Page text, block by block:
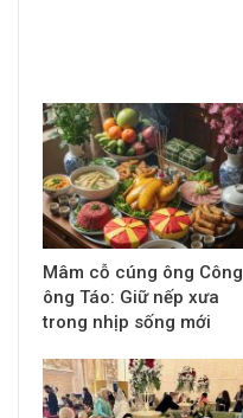
Mâm cỗ cúng ông Công
ông Táo: Giữ nếp xưa
trong nhịp sống mới